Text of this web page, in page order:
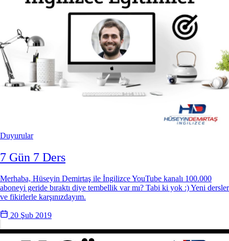
Duyurular
7 Gün 7 Ders
Merhaba, Hüseyin Demirtaş ile İngilizce YouTube kanalı 100.000
aboneyi geride bıraktı diye tembellik var mı? Tabi ki yok :) Yeni dersler
ve fikirlerle karşınızdayım.
20 Şub 2019